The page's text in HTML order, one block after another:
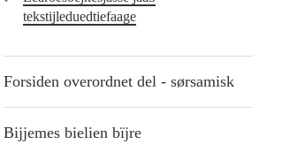
tekstijleduedtiefaage
Forsiden overordnet del - sørsamisk
Bijjemes bielien bïjre